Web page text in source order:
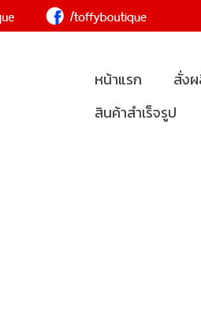
หน้าแรก สั่ง
สินค้าสำเร็จรูป